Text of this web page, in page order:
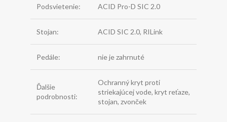
Podsvietenie: ACID Pro-D SIC 2.0
Stojan: ACID SIC 2.0, RILink
Pedále: nie je zahrnuté
Ďalšie
podrobnosti:
Ochranný kryt proti
striekajúcej vode, kryt reťaze,
stojan, zvonček